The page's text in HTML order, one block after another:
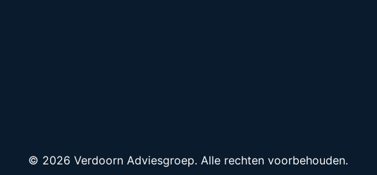
© 2026 Verdoorn Adviesgroep. Alle rechten voorbehouden.